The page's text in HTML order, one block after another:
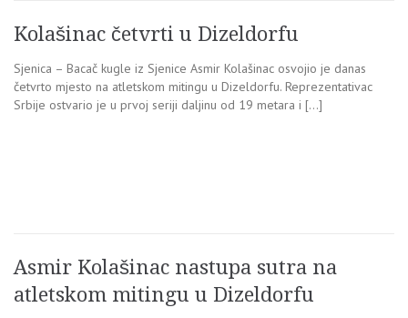
Kolašinac četvrti u Dizeldorfu
Sjenica – Bacač kugle iz Sjenice Asmir Kolašinac osvojio je danas
četvrto mjesto na atletskom mitingu u Dizeldorfu. Reprezentativac
Srbije ostvario je u prvoj seriji daljinu od 19 metara i […]
Asmir Kolašinac nastupa sutra na
atletskom mitingu u Dizeldorfu